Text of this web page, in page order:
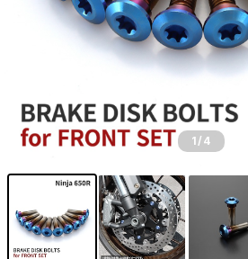
1 /4